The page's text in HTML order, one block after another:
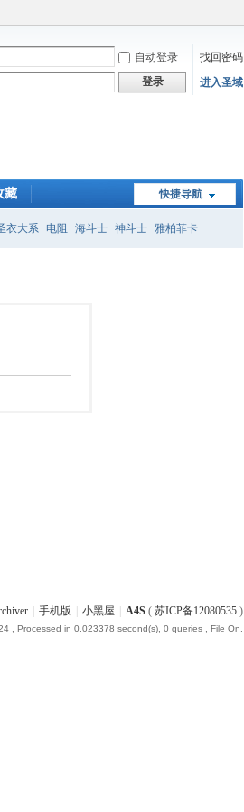
自动登录
找回密码
登录 进入圣域
快捷导航
藏
衣大系 电阻 海斗士 神斗士 雅柏菲卡
手机版 小黑屋 A4S ( 苏ICP备12080535 )
, Processed in 0.023378 second(s), 0 queries , File On.